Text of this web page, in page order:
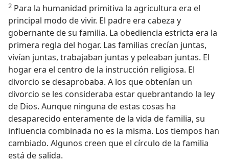
2 Para la humanidad primitiva la agricultura era el
principal modo de vivir. El padre era cabeza y
gobernante de su familia. La obediencia estricta era la
primera regla del hogar. Las familias crecían juntas,
vivían juntas, trabajaban juntas y peleaban juntas. El
hogar era el centro de la instrucción religiosa. El
divorcio se desaprobaba. A los que obtenían un
divorcio se les consideraba estar quebrantando la ley
de Dios. Aunque ninguna de estas cosas ha
desaparecido enteramente de la vida de familia, su
influencia combinada no es la misma. Los tiempos han
cambiado. Algunos creen que el círculo de la familia
está de salida.